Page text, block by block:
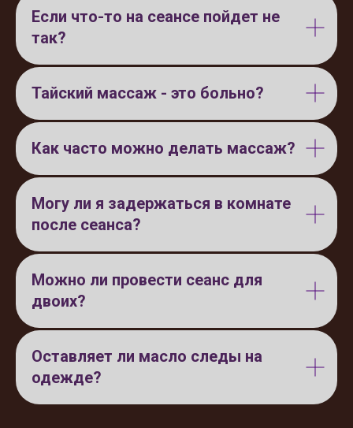
Если что-то на сеансе пойдет не
так?
Тайский массаж - это больно?
Как часто можно делать массаж?
Могу ли я задержаться в комнате
после сеанса?
Можно ли провести сеанс для
двоих?
Оставляет ли масло следы на
одежде?